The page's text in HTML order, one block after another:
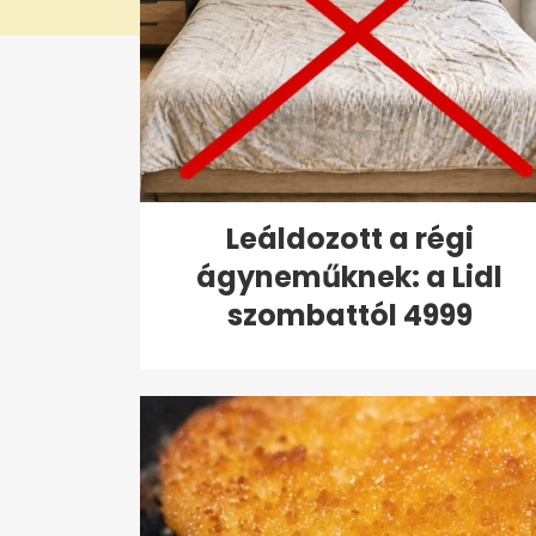
Leáldozott a régi
ágyneműknek: a Lidl
szombattól 4999